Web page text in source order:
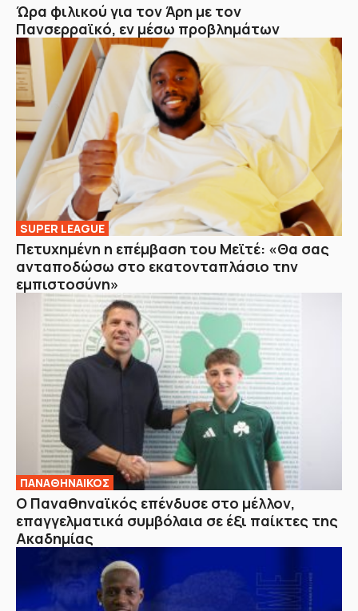
Ώρα φιλικού για τον Άρη με τον
Πανσερραϊκό, εν μέσω προβλημάτων
SUPER LEAGUE
Πετυχημένη η επέμβαση του Μεϊτέ: «Θα σας
ανταποδώσω στο εκατονταπλάσιο την
εμπιστοσύνη»
ΠΑΝΑΘΗΝΑΙΚΟΣ
Ο Παναθηναϊκός επένδυσε στο μέλλον,
επαγγελματικά συμβόλαια σε έξι παίκτες της
Ακαδημίας